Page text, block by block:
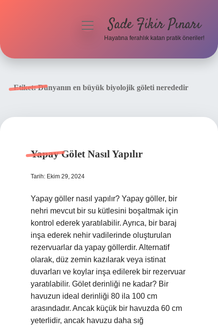
menüyüSade Fikir Pınarı
Hayatına ferahlık katan pratik öneriler!
Etiket:Dünyanın en büyük biyolojik göleti nerededir
Yapay Gölet Nasıl Yapılır
Tarih: Ekim 29, 2024
Yapay göller nasıl yapılır? Yapay göller, bir
nehri mevcut bir su kütlesini boşaltmak için
kontrol ederek yaratılabilir. Ayrıca, bir baraj
inşa ederek nehir vadilerinde oluşturulan
rezervuarlar da yapay göllerdir. Alternatif
olarak, düz zemin kazılarak veya istinat
duvarları ve koylar inşa edilerek bir rezervuar
yaratılabilir. Gölet derinliği ne kadar? Bir
havuzun ideal derinliği 80 ila 100 cm
arasındadır. Ancak küçük bir havuzda 60 cm
yeterlidir, ancak havuzu daha sığ